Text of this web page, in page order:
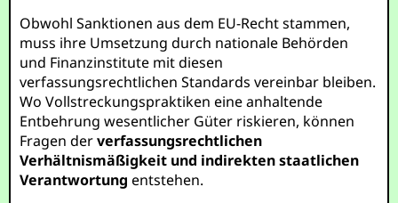
Obwohl Sanktionen aus dem EU-Recht stammen,
muss ihre Umsetzung durch nationale Behörden
und Finanzinstitute mit diesen
verfassungsrechtlichen Standards vereinbar bleiben.
Wo Vollstreckungspraktiken eine anhaltende
Entbehrung wesentlicher Güter riskieren, können
Fragen derverfassungsrechtlichen
Verhältnismäßigkeit und indirekten staatlichen
Verantwortung entstehen.